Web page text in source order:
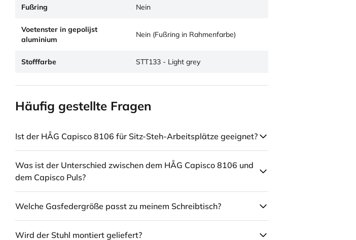
Fußring Nein
Voetenster in gepolijst
aluminium
Nein (Fußring in Rahmenfarbe)
Stofffarbe STT133 - Light grey
Häufig gestellte Fragen
Ist der HÅG Capisco 8106 für Sitz-Steh-Arbeitsplätze geeignet?
Was ist der Unterschied zwischen dem HÅG Capisco 8106 und
dem Capisco Puls?
Welche Gasfedergröße passt zu meinem Schreibtisch?
Wird der Stuhl montiert geliefert?